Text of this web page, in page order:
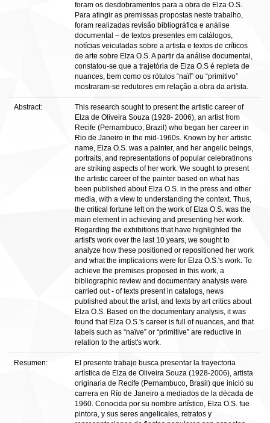
foram os desdobramentos para a obra de Elza O.S.
Para atingir as premissas propostas neste trabalho,
foram realizadas revisão bibliográfica e análise
documental – de textos presentes em catálogos,
notícias veiculadas sobre a artista e textos de críticos
de arte sobre Elza O.S. A partir da análise documental,
constatou-se que a trajetória de Elza O.S é repleta de
nuances, bem como os rótulos “naïf” ou “primitivo”
mostraram-se redutores em relação a obra da artista.
Abstract:
This research sought to present the artistic career of
Elza de Oliveira Souza (1928- 2006), an artist from
Recife (Pernambuco, Brazil) who began her career in
Rio de Janeiro in the mid-1960s. Known by her artistic
name, Elza O.S. was a painter, and her angelic beings,
portraits, and representations of popular celebratinons
are striking aspects of her work. We sought to present
the artistic career of the painter based on what has
been published about Elza O.S. in the press and other
media, with a view to understanding the context. Thus,
the critical fortune left on the work of Elza O.S. was the
main element in achieving and presenting her work.
Regarding the exhibitions that have highlighted the
artist's work over the last 10 years, we sought to
analyze how these positioned or repositioned her work
and what the implications were for Elza O.S.'s work. To
achieve the premises proposed in this work, a
bibliographic review and documentary analysis were
carried out - of texts present in catalogs, news
published about the artist, and texts by art critics about
Elza O.S. Based on the documentary analysis, it was
found that Elza O.S.'s career is full of nuances, and that
labels such as “naïve” or “primitive” are reductive in
relation to the artist's work.
Resumen:
El presente trabajo busca presentar la trayectoria
artística de Elza de Oliveira Souza (1928-2006), artista
originaria de Recife (Pernambuco, Brasil) que inició su
carrera en Río de Janeiro a mediados de la década de
1960. Conocida por su nombre artístico, Elza O.S. fue
pintora, y sus seres angelicales, retratos y